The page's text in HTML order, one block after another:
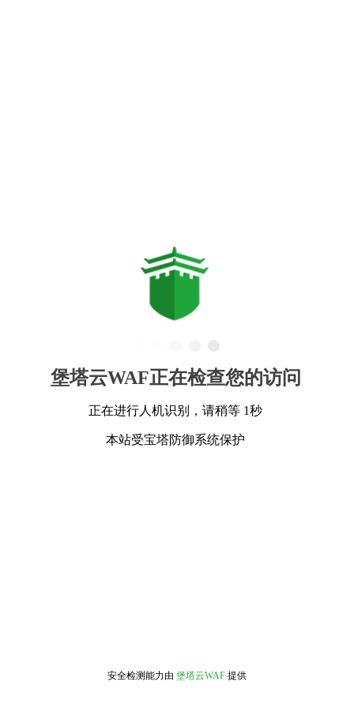
堡塔云WAF正在检查您的访问
正在进行人机识别，请稍等 1秒
本站受宝塔防御系统保护
安全检测能力由 堡塔云WAF 提供